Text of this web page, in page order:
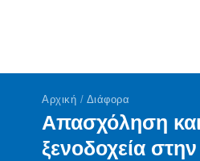
Αρχική / Διάφορα
Απασχόληση και
ξενοδοχεία